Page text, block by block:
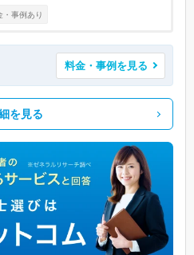
・事例あり
料金・事例を見る
を見る